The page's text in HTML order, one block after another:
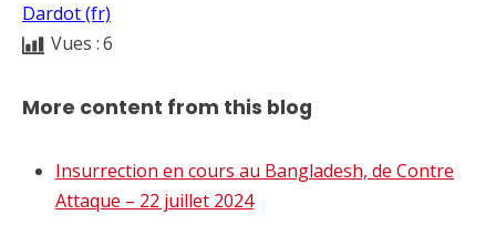
Dardot (fr)
Vues :6
More content from this blog
Insurrection en cours au Bangladesh, de Contre
Attaque – 22 juillet 2024